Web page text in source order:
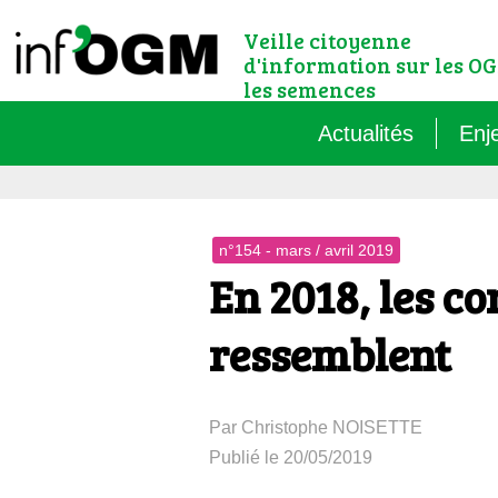
Veille citoyenne
d'information sur les
les semences
Actualités
Le
n°154 - mars / avril 2019
En 2018, les
ressemblent
Par Christophe NOISETTE
Publié le 20/05/2019